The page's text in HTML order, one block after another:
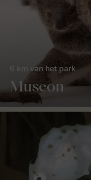
Museon
6 km van het park